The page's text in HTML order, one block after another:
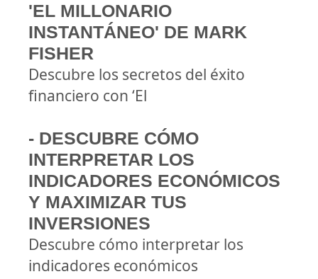
'EL MILLONARIO
INSTANTÁNEO' DE MARK
FISHER
Descubre los secretos del éxito
financiero con ‘El
- DESCUBRE CÓMO
INTERPRETAR LOS
INDICADORES ECONÓMICOS
Y MAXIMIZAR TUS
INVERSIONES
Descubre cómo interpretar los
indicadores económicos